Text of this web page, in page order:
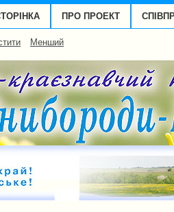
ПРО ПРОЕКТ
Менший